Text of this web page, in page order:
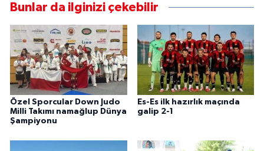
Bunlar da ilginizi çekebilir
Özel Sporcular Down Judo
Milli Takımı namağlup Dünya
Şampiyonu
Es-Es ilk hazırlık maçında
galip 2-1